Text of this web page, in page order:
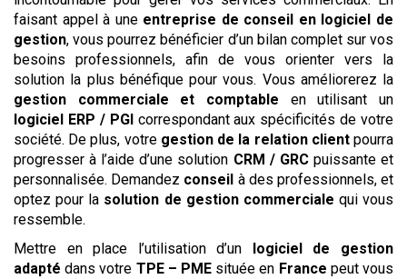
faisant appel à une entreprise de conseil en logiciel de
gestion, vous pourrez bénéficier d’un bilan complet sur vos
besoins professionnels, afin de vous orienter vers la
solution la plus bénéfique pour vous. Vous améliorerez la
gestion commerciale et comptable en utilisant un
logiciel
ERP / PGI correspondant aux spécificités de votre
société. De plus, votre gestion de la relation clientpourra
progresser à l’aide d’une solution CRM / GRCpuissante et
personnalisée. Demandez conseil à des professionnels, et
optez pour la solution de gestion commerciale qui vous
ressemble.
Mettre en place l’utilisation d’un
logiciel de gestion
adapté dans votre TPE – PME située en France peut vous